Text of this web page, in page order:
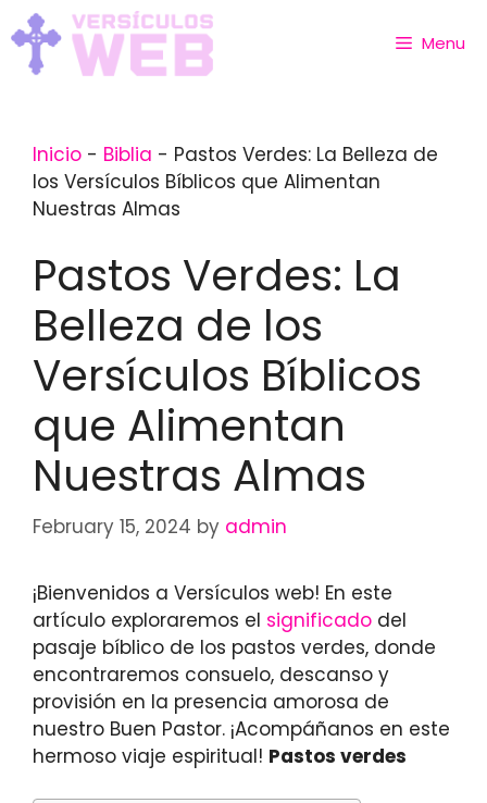
Skip
to
content
Menu
Inicio - Biblia - Pastos Verdes: La Belleza de
los Versículos Bíblicos que Alimentan
Nuestras Almas
Pastos Verdes: La
Belleza de los
Versículos Bíblicos
que Alimentan
Nuestras Almas
February 15, 2024 by admin
¡Bienvenidos a Versículos web! En este
artículo exploraremos el significado del
pasaje bíblico de los pastos verdes, donde
encontraremos consuelo, descanso y
provisión en la presencia amorosa de
nuestro Buen Pastor. ¡Acompáñanos en este
hermoso viaje espiritual! Pastos verdes